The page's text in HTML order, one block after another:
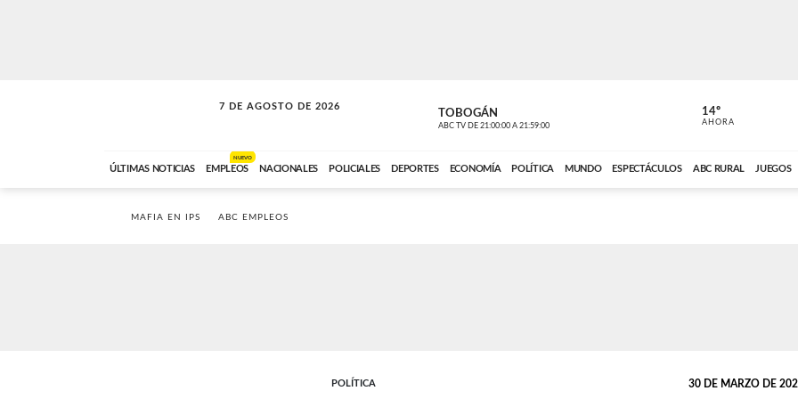
7 DE AGOSTO DE 2026
SOLO MÚSICA TOBOGÁN
ABC TV DE 21:00:00 A 21:59:00 ABC CARDINAL
14º
AHORA
ÚLTIMAS NOTICIAS EMPLEOS
NUEVO
NACIONALES POLICIALES DEPORTES ECONOMÍA POLÍTICA MUNDO ESPECTÁCULOS ABC RURAL JUEGOS
MAFIA EN IPS ABC EMPLEOS
POLÍTICA 30 DE MARZO DE